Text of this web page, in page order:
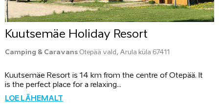
Kuutsemäe Holiday Resort
Camping & Caravans Otepää vald, Arula küla 67411
Kuutsemäe Resort is 14 km from the centre of Otepää. It
is the perfect place for a relaxing...
LOE LÄHEMALT